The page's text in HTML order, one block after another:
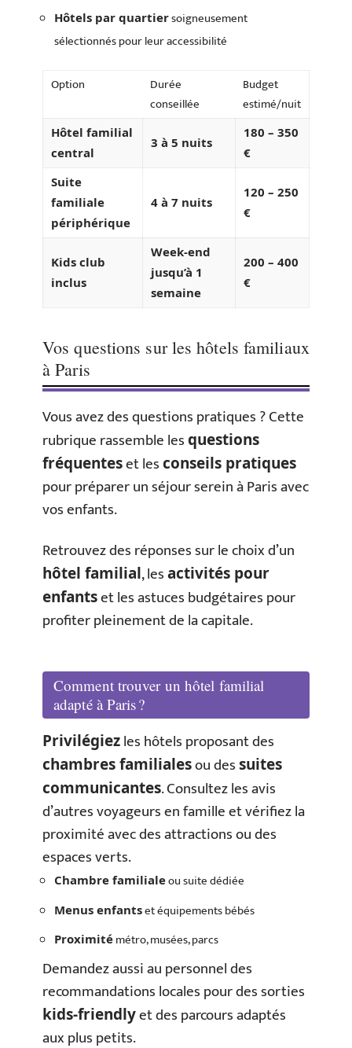
Hôtels par quartiersoigneusement
sélectionnés pour leur accessibilité
Option
Durée
conseillée
Budget
estimé/nuit
Hôtel familial
central
3 à 5 nuits
180 – 350
€
Suite
familiale
périphérique
4 à 7 nuits
120 – 250
€
Kids club
inclus
Week-end
jusqu’à 1
semaine
200 – 400
€
Vos questions sur les hôtels familiaux
à Paris
Vous avez des questions pratiques ? Cette
rubrique rassemble lesquestions
fréquenteset lesconseils pratiques
pour préparer un séjour serein à Paris avec
vos enfants.
Retrouvez des réponses sur le choix d’un
hôtel familial, lesactivités pour
enfantset les astuces budgétaires pour
profiter pleinement de la capitale.
Comment trouver un hôtel familial
adapté à Paris ?
Privilégiezles hôtels proposant des
chambres familialesou dessuites
communicantes. Consultez les avis
d’autres voyageurs en famille et vérifiez la
proximité avec des attractions ou des
espaces verts.
Chambre familialeou suite dédiée
Menus enfantset équipements bébés
Proximité métro, musées, parcs
Demandez aussi au personnel des
recommandations locales pour des sorties
kids-friendlyet des parcours adaptés
aux plus petits.